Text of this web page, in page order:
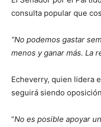
consulta popular que
“No podemos gastar
menos y ganar más. La
Echeverry, quien lidera
seguirá siendo
“No es posible apoyar